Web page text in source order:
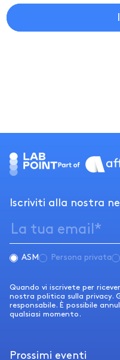
Iscriviti alla nostra
ASM Persona privata
Quando vi iscrivete per
nostra politica sulla privacy.
responsabile. È possibile
qualsiasi momento.
Prossimi eventi